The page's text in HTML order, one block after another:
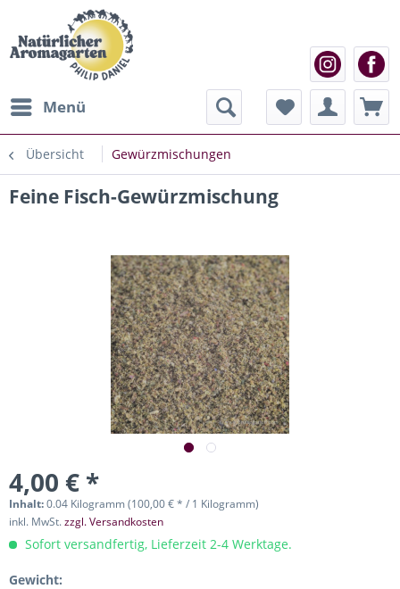
Menü
Übersicht Gewürzmischungen
Feine Fisch-Gewürzmischung
4,00 € *
Inhalt:0.04 Kilogramm (100,00 € * / 1 Kilogramm)
inkl. MwSt.zzgl. Versandkosten
Sofort versandfertig, Lieferzeit 2-4 Werktage.
Gewicht: